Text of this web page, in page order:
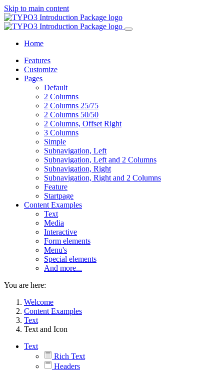
Skip to main content
Home
Features
Customize
Pages
Default
2 Columns
2 Columns 25/75
2 Columns 50/50
2 Columns, Offset Right
3 Columns
Simple
Subnavigation, Left
Subnavigation, Left and 2 Columns
Subnavigation, Right
Subnavigation, Right and 2 Columns
Feature
Startpage
Content Examples
Text
Media
Interactive
Form elements
Menu's
Special elements
And more...
You are here:
Welcome
Content Examples
Text
Text and Icon
Text
Rich Text
Headers